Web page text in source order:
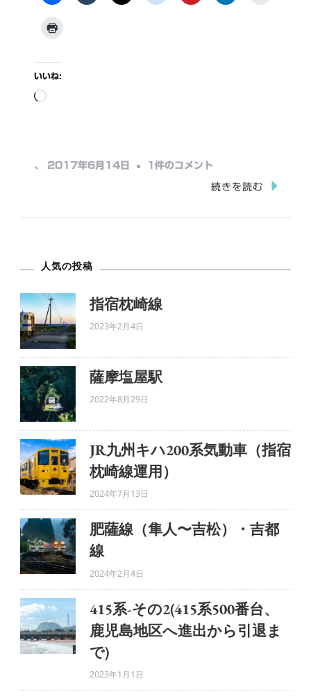
いいね:
読
中…
、 2017年6月14日 ア
の
1件のコメント
続きを読む
人気の投稿
指宿枕崎線
2023年2月4日
薩摩塩屋駅
2022年8月29日
JR九州キハ200系気動車（指宿
枕崎線運用）
2024年7月13日
肥薩線（隼人〜吉松）・吉都
線
2024年2月4日
415系-その2(415系500番台、
鹿児島地区へ進出から引退ま
で)
2023年1月1日